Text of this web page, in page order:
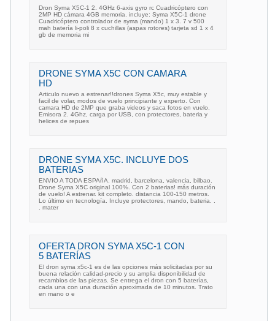
Dron Syma X5C-1 2. 4GHz 6-axis gyro rc Cuadricóptero con
2MP HD cámara 4GB memoria. incluye: Syma X5C-1 drone
Cuadricóptero controlador de syma (mando) 1 x 3. 7 v 500
mah batería li-poli 8 x cuchillas (aspas rotores) tarjeta sd 1 x 4
gb de memoria mi
DRONE SYMA X5C CON CAMARA
HD
Articulo nuevo a estrenar!!drones Syma X5c, muy estable y
facil de volar, modos de vuelo principiante y experto. Con
camara HD de 2MP que graba videos y saca fotos en vuelo.
Emisora 2. 4Ghz, carga por USB, con protectores, bateria y
helices de repues
DRONE SYMA X5C. INCLUYE DOS
BATERIAS
ENVIO A TODA ESPAñA. madrid, barcelona, valencia, bilbao.
Drone Syma X5C original 100%. Con 2 baterias! más duración
de vuelo! A estrenar. kit completo. distancia 100-150 metros.
Lo último en tecnología. Incluye protectores, mando, bateria. .
. mater
OFERTA DRON SYMA X5C-1 CON
5 BATERÍAS
El dron syma x5c-1 es de las opciones más solicitadas por su
buena relación calidad-precio y su amplia disponibilidad de
recambios de las piezas. Se entrega el dron con 5 baterías,
cada una con una duración aproximada de 10 minutos. Trato
en mano o e